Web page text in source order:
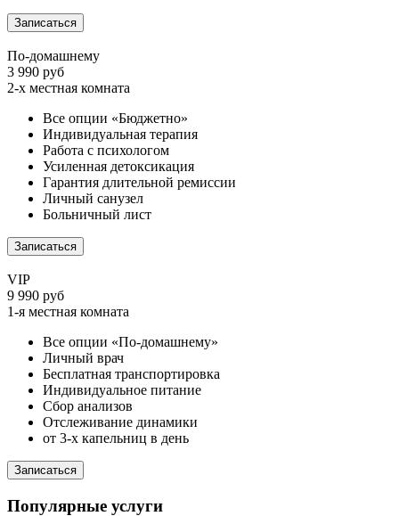
Записаться
По-домашнему
3 990 руб
2-х местная комната
Все опции «Бюджетно»
Индивидуальная терапия
Работа с психологом
Усиленная детоксикация
Гарантия длительной ремиссии
Личный санузел
Больничный лист
Записаться
VIP
9 990 руб
1-я местная комната
Все опции «По-домашнему»
Личный врач
Бесплатная транспортировка
Индивидуальное питание
Сбор анализов
Отслеживание динамики
от 3-х капельниц в день
Записаться
Популярные услуги